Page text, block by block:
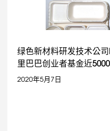
绿色新材料研发技术公
里巴巴创业者基金近
2020年5月7日